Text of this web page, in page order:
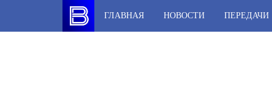
content
ГЛАВНАЯ НОВОСТИ ПЕРЕДАЧИ